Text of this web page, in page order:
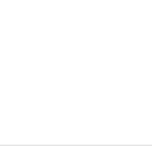
換に必要？